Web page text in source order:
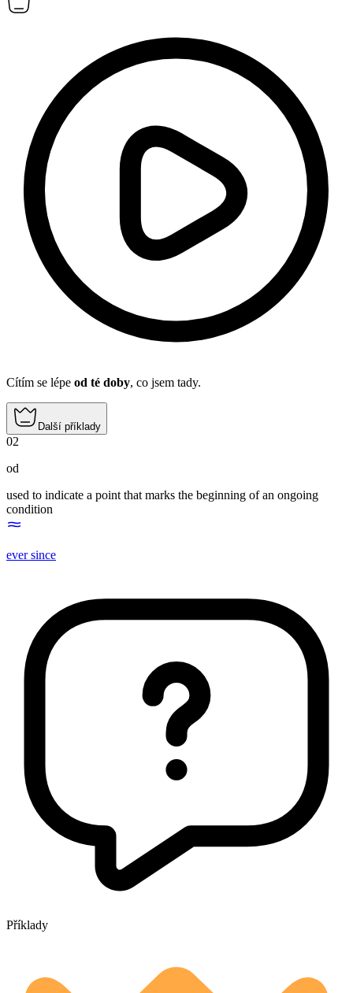
Cítím se lépe od té doby, co jsem tady.
Další příklady
02
od
used to indicate a point that marks the beginning of an ongoing
condition
ever since
Příklady